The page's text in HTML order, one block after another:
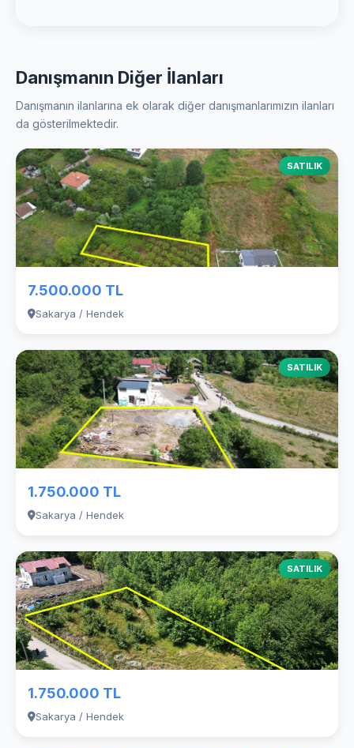
Danışmanın Diğer İlanları
Danışmanın ilanlarına ek olarak diğer danışmanlarımızın ilanları
da gösterilmektedir.
SATILIK
7.500.000 TL
Sakarya / Hendek
SATILIK
1.750.000 TL
Sakarya / Hendek
SATILIK
1.750.000 TL
Sakarya / Hendek